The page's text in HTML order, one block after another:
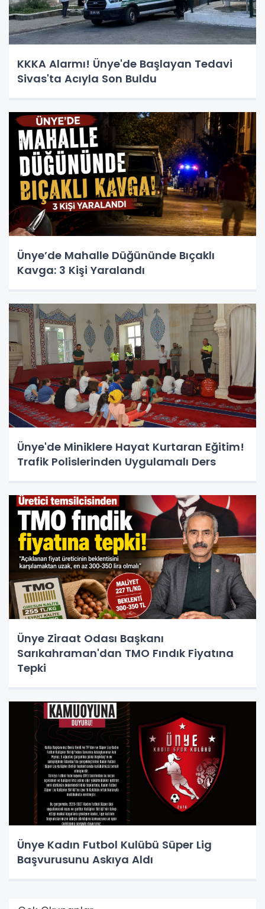
KKKA Alarmı! Ünye'de Başlayan Tedavi
Sivas'ta Acıyla Son Buldu
Ünye’de Mahalle Düğününde Bıçaklı
Kavga: 3 Kişi Yaralandı
Ünye'de Miniklere Hayat Kurtaran Eğitim!
Trafik Polislerinden Uygulamalı Ders
Ünye Ziraat Odası Başkanı
Sarıkahraman'dan TMO Fındık Fiyatına
Tepki
Ünye Kadın Futbol Kulübü Süper Lig
Başvurusunu Askıya Aldı